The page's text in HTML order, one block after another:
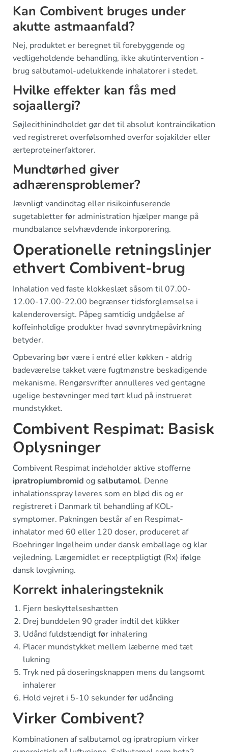
Kan Combivent bruges under
akutte astmaanfald?
Nej, produktet er beregnet til forebyggende og
vedligeholdende behandling, ikke akutintervention -
brug salbutamol-udelukkende inhalatorer i stedet.
Hvilke effekter kan fås med
sojaallergi?
Søjlecithinindholdet gør det til absolut kontraindikation
ved registreret overfølsomhed overfor sojakilder eller
ærteproteinerfaktorer.
Mundtørhed giver
adhærensproblemer?
Jævnligt vandindtag eller risikoinfuserende
sugetabletter før administration hjælper mange på
mundbalance selvhævdende inkorporering.
Operationelle retningslinjer
ethvert Combivent-brug
Inhalation ved faste klokkeslæt såsom til 07.00-
12.00-17.00-22.00 begrænser tidsforglemselse i
kalenderoversigt. Påpeg samtidig undgåelse af
koffeinholdige produkter hvad søvnrytmepåvirkning
betyder.
Opbevaring bør være i entré eller køkken - aldrig
badeværelse takket være fugtmønstre beskadigende
mekanisme. Rengørsvrifter annulleres ved gentagne
ugelige bestøvninger med tørt klud på instrueret
mundstykket.
Combivent Respimat: Basisk
Oplysninger
Combivent Respimat indeholder aktive stofferne
ipratropiumbromid ogsalbutamol. Denne
inhalationsspray leveres som en blød dis og er
registreret i Danmark til behandling af KOL-
symptomer. Pakningen består af en Respimat-
inhalator med 60 eller 120 doser, produceret af
Boehringer Ingelheim under dansk emballage og klar
vejledning. Lægemidlet er receptpligtigt (Rx) ifølge
dansk lovgivning.
Korrekt inhaleringsteknik
Fjern beskyttelseshætten
Drej bunddelen 90 grader indtil det klikker
Udånd fuldstændigt før inhalering
Placer mundstykket mellem læberne med tæt
lukning
Tryk ned på doseringsknappen mens du langsomt
inhalerer
Hold vejret i 5-10 sekunder før udånding
Virker Combivent?
Kombinationen af salbutamol og ipratropium virker